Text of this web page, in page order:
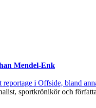
Mendel-Enk
i Offside, bland
sportkrönikör och